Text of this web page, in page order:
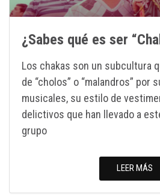
¿Sabes qué es ser
Los chakas son un subcultura
de “cholos” o “malandros” por
musicales, su estilo de
delictivos que han llevado a
grupo
LEER MÁS